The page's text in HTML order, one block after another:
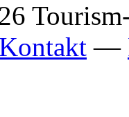
Kontakt —